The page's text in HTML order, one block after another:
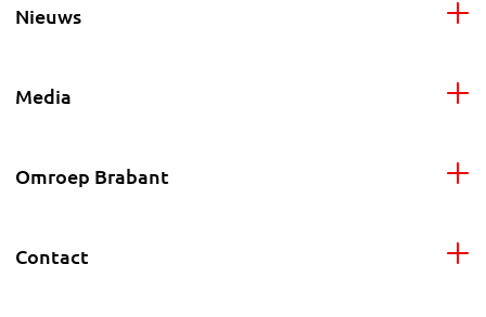
Nieuws
Media
Omroep Brabant
Contact